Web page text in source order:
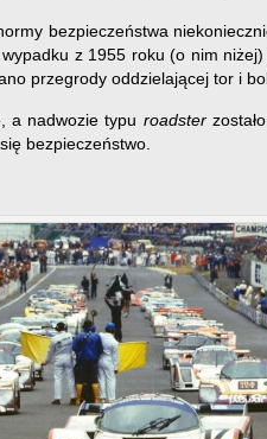
bezpieczeństwa
z 1955 roku (o nim
przegrody oddzielającej tor i
a nadwozie typu roadster
bezpieczeństwo.